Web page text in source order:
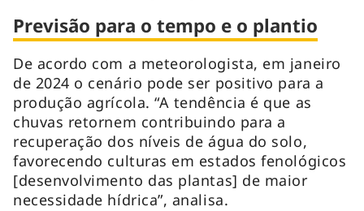
Previsão para o tempo e o plantio
De acordo com a meteorologista, em janeiro
de 2024 o cenário pode ser positivo para a
produção agrícola. “A tendência é que as
chuvas retornem contribuindo para a
recuperação dos níveis de água do solo,
favorecendo culturas em estados fenológicos
[desenvolvimento das plantas] de maior
necessidade hídrica”, analisa.